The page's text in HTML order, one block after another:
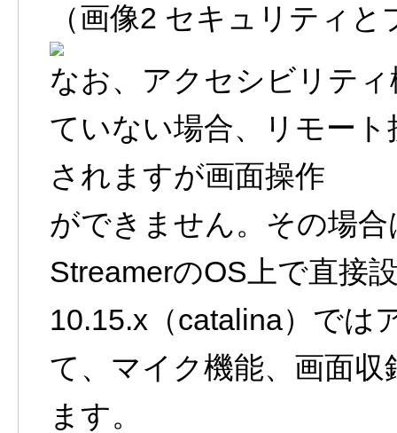
（画像2 セキュリティ
なお、アクセシビリテ
ていない場合、リモー
されますが画面操作
ができません。その場
StreamerのOS上で直接
10.15.x（catalina）では
て、マイク機能、画面
ます。